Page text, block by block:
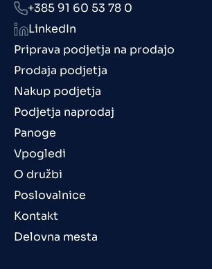
Priprava podjetja na prodajo
Prodaja podjetja
Nakup podjetja
Podjetja naprodaj
Panoge
Vpogledi
O družbi
Poslovalnice
Kontakt
Delovna mesta
+385 91 60 53 78 0
LinkedIn